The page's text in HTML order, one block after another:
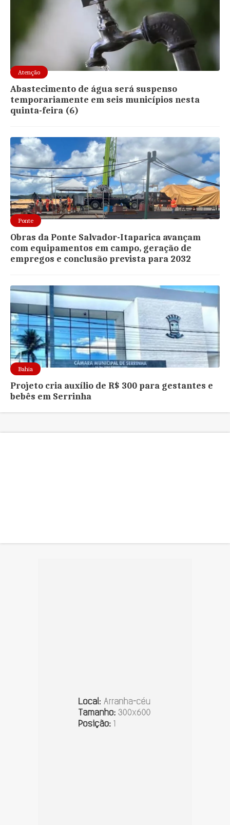
Atenção
Abastecimento de água será suspenso
temporariamente em seis municípios nesta
quinta-feira (6)
Ponte
Obras da Ponte Salvador-Itaparica avançam
com equipamentos em campo, geração de
empregos e conclusão prevista para 2032
Bahia
Projeto cria auxílio de R$ 300 para gestantes e
bebês em Serrinha